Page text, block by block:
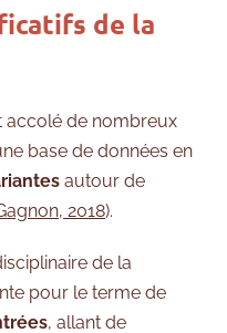
de la
accolé de nombreux
base de données en
autour de
2018).
de la
pour le terme de
, allant de